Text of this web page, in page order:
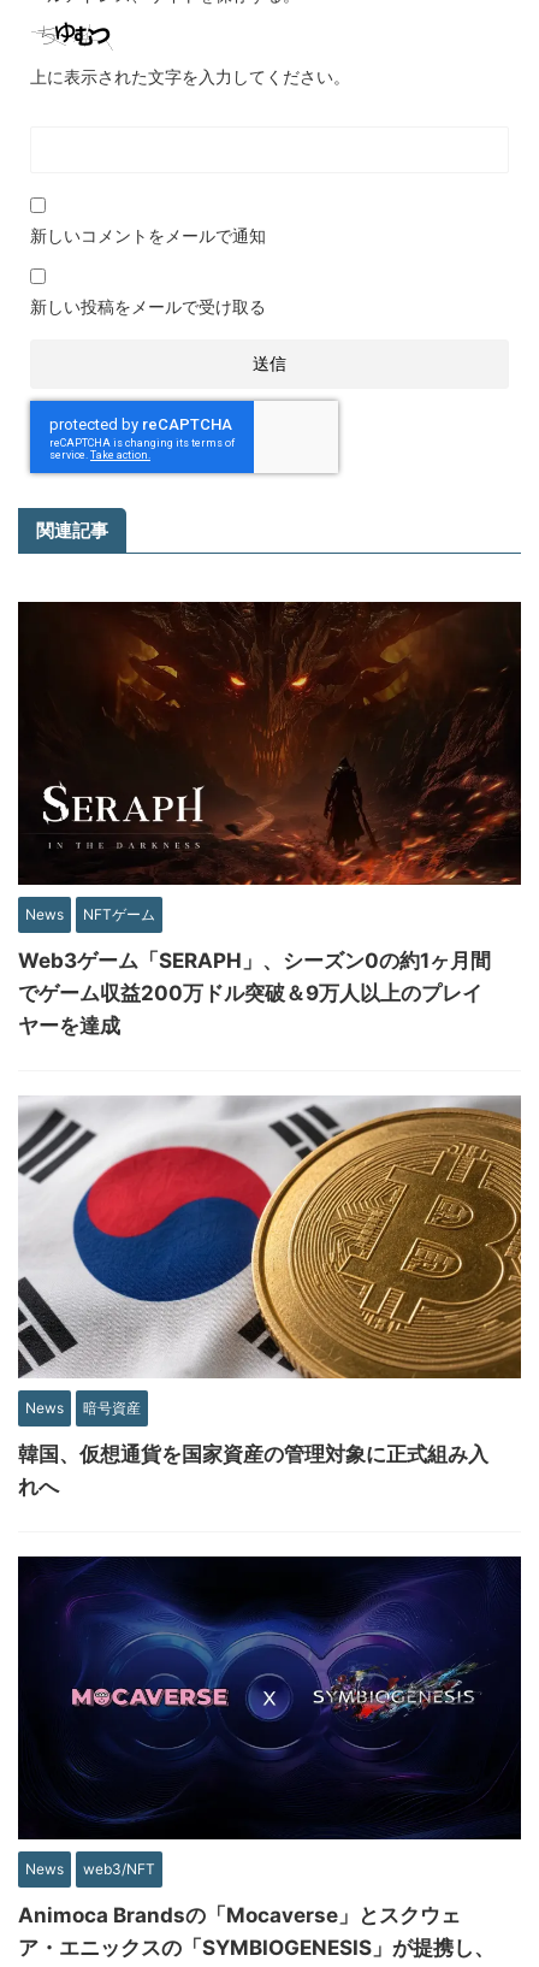
上に表示された文字を入力してください。
新しいコメントをメールで通知
新しい投稿をメールで受け取る
関連記事
News NFTゲーム
Web3ゲーム「SERAPH」、シーズン0の約1ヶ月間
でゲーム収益200万ドル突破＆9万人以上のプレイ
ヤーを達成
News 暗号資産
韓国、仮想通貨を国家資産の管理対象に正式組み入
れへ
News web3/NFT
Animoca Brandsの「Mocaverse」とスクウェ
ア・エニックスの「SYMBIOGENESIS」が提携し、